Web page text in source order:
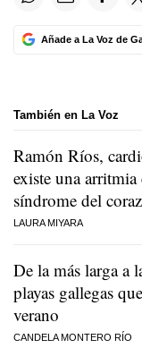
Añade a La Voz de
También en La Voz
Ramón Ríos,
existe una
síndrome del
LAURA MIYARA
De la más larga a
playas gallegas
verano
CANDELA MONTERO RÍO